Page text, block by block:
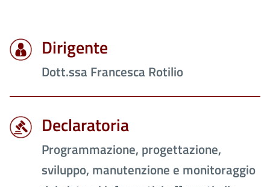
Dirigente
Dott.ssa Francesca Rotilio
Declaratoria
Programmazione, progettazione,
sviluppo, manutenzione e monitoraggio